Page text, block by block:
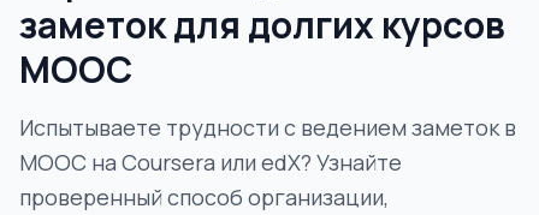
Уроки
Блог
заметок для долгих курсов
MOOC
Испытываете трудности с ведением заметок в
MOOC на Coursera или edX? Узнайте
проверенный способ организации,